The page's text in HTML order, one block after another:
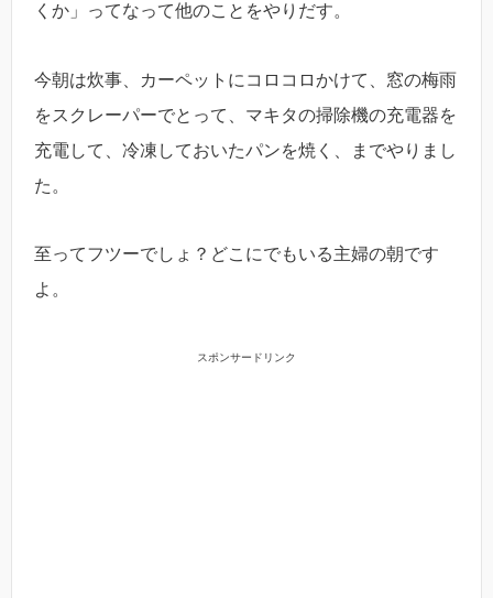
くか」ってなって他のことをやりだす。
今朝は炊事、カーペットにコロコロかけて、窓の梅雨
をスクレーパーでとって、マキタの掃除機の充電器を
充電して、冷凍しておいたパンを焼く、までやりまし
た。
至ってフツーでしょ？どこにでもいる主婦の朝です
よ。
スポンサードリンク